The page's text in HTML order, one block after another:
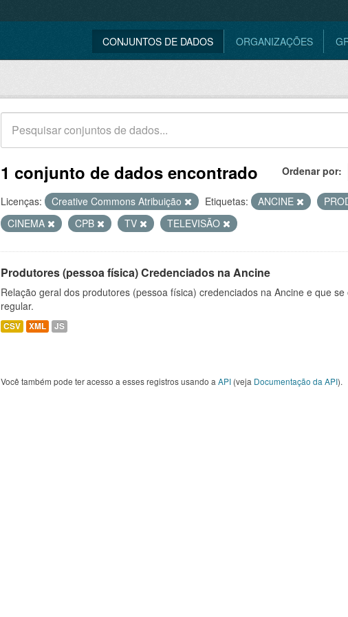
CONJUNTOS DE DADOS ORGANIZAÇÕES
Ordenar por
1 conjunto de dados encontrado
Licenças: Creative Commons Atribuição Etiquetas: ANCINE
CINEMA
CPB TV TELEVISÃO
Produtores (pessoa física) Credenciados na Ancine
Relação geral dos produtores (pessoa física) credenciados na Ancine e que
regular.
CSV XML JS
Você também pode ter acesso a esses registros usando a API (veja Documentação da API).